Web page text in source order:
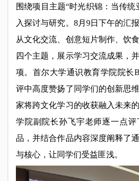
围绕项目主题“时光织锦：当传统
入探讨与研究。8月9日下午的汇
从文化交流、创意短片制作、饮
四个主题，展示学习交流成果，
项。首尔大学通识教育学院院长
评中高度赞扬了同学们的创新思
家将跨文化学习的收获融入未来
学院副院长孙飞宇老师逐一点
品，并结合作品内容深度阐释了
与核心，让同学们受益匪浅。